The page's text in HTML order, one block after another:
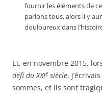
fournir les éléments de
parlons tous, alors il y
douloureux dans
Et, en novembre 2015,
défi du XXIe siècle,
sommes, et ils sont